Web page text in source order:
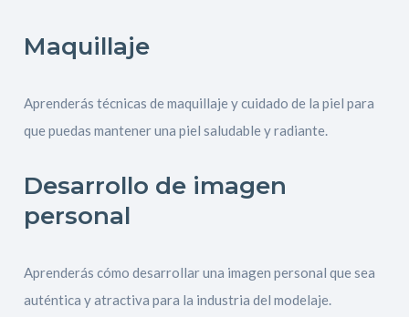
Maquillaje
Aprenderás técnicas de maquillaje y cuidado de la piel para
que puedas mantener una piel saludable y radiante.
Desarrollo de imagen
personal
Aprenderás cómo desarrollar una imagen personal que sea
auténtica y atractiva para la industria del modelaje.